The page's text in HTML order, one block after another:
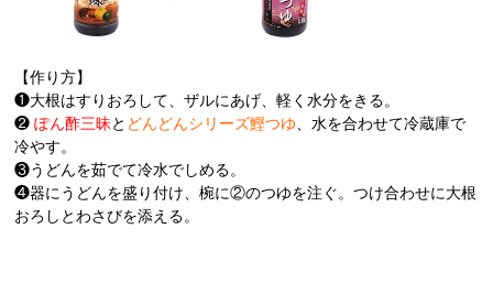
【作り方】
❶大根はすりおろして、ザルにあげ、軽く水分をきる。
❷ぽん酢三昧と どんどんシリーズ鰹つゆ、水を合わせて冷蔵庫で
冷やす。
❸うどんを茹でて冷水でしめる。
❹器にうどんを盛り付け、椀に②のつゆを注ぐ。つけ合わせに大根
おろしとわさびを添える。